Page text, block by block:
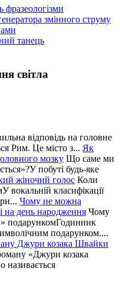
фразеологізми
змінного струму
танець
світла
відповідь на головне
Рим. Це місто з... Як
мозку Що саме ми
побуті будь-яке
жіночий голос Коли
вокальній класифікації
Чому не можна
на день народження Чому
подарункомГодинник
подарунком....
Джури козака Швайки
«Джури козака
називається